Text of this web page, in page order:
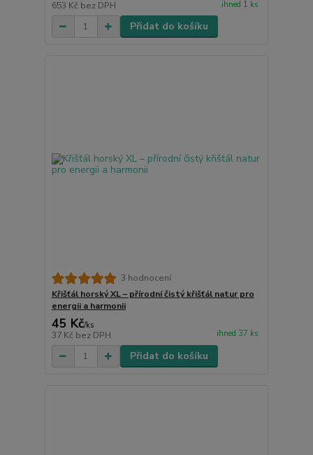
653 Kč bez DPH ihned 1 ks
Přidat do košíku
3 hodnocení
Křišťál horský XL – přírodní čistý křišťál natur pro
energii a harmonii
45 Kč/ks
37 Kč bez DPH ihned 37 ks
Přidat do košíku